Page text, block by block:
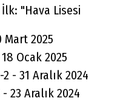
"Hava Lisesi
2025
Ocak 2025
- 31 Aralık 2024
23 Aralık 2024